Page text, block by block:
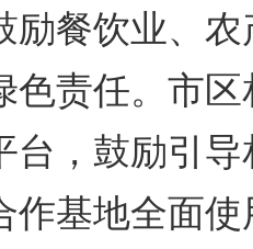
餐饮业、农
色责任。市
台，鼓励引
作基地全面